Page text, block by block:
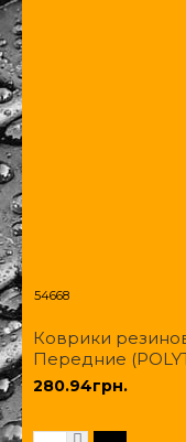
54668
Коврики
Передние
280.94грн.